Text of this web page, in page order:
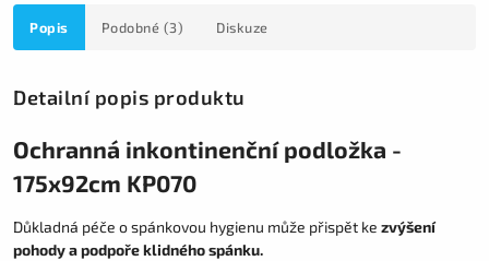
Popis Podobné (3) Diskuze
Detailní popis produktu
Ochranná inkontinenční podložka -
175x92cm KP070
Důkladná péče o spánkovou hygienu může přispět ke zvýšení
pohody a podpoře klidného spánku.